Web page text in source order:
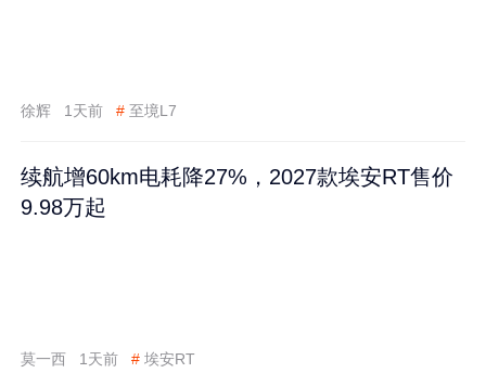
徐辉 1天前 # 至境L7
续航增60km电耗降27%，2027款埃安RT售价
9.98万起
莫一西 1天前 # 埃安RT